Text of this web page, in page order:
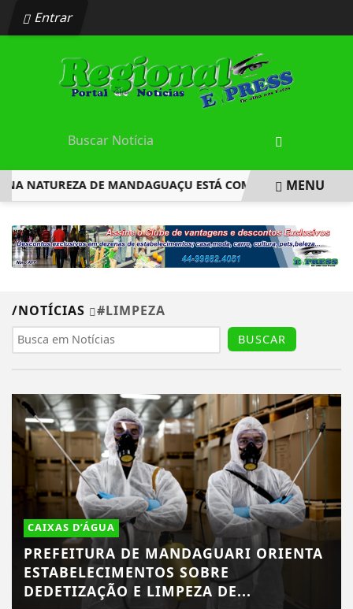
Entrar
NATUREZA DE MANDAGUAÇU ESTÁ COM INSCRIÇÕES
MENU
/NOTÍCIAS #LIMPEZA
BUSCAR
CAIXAS D’ÁGUA
PREFEITURA DE MANDAGUARI ORIENTA
ESTABELECIMENTOS SOBRE
DEDETIZAÇÃO E LIMPEZA DE...